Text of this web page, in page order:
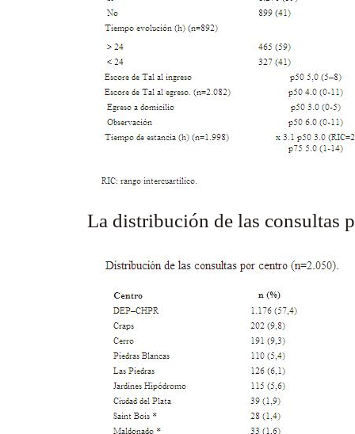
La distribución de las consultas